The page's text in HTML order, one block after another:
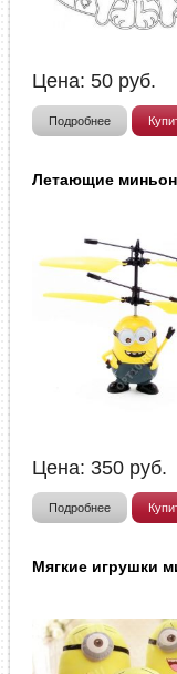
Цена:50 руб.
Подробнее
Летающие
Цена: 350 руб.
Подробнее
Мягкие игрушки